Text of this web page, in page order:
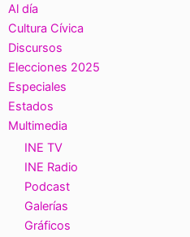
Al día
Cultura Cívica
Discursos
Elecciones 2025
Especiales
Estados
Multimedia
INE TV
INE Radio
Podcast
Galerías
Gráficos